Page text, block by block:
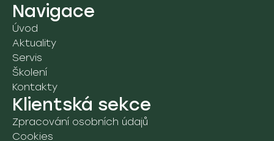
Navigace
Úvod
Aktuality
Servis
Školení
Kontakty
Klientská sekce
Zpracování osobních údajů
Cookies